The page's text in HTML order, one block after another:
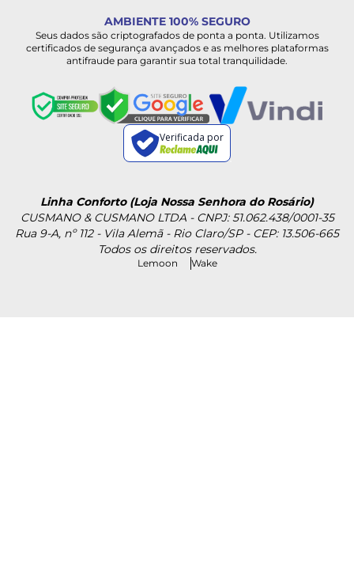
AMBIENTE 100% SEGURO
Seus dados são criptografados de ponta a ponta. Utilizamos
certificados de segurança avançados e as melhores plataformas
antifraude para garantir sua total tranquilidade.
Verificada por
Linha Conforto (Loja Nossa Senhora do Rosário)
CUSMANO & CUSMANO LTDA - CNPJ: 51.062.438/0001-35
Rua 9-A, nº 112 - Vila Alemã - Rio Claro/SP - CEP: 13.506-665
Todos os direitos reservados.
Lemoon Wake